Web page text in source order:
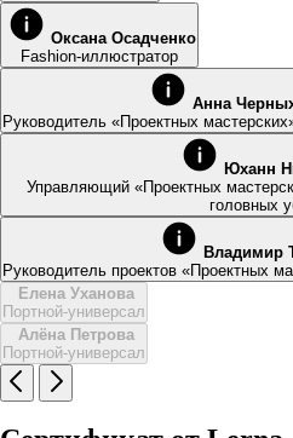
Оксана Осадченко
Fashion-иллюстратор
Анна
Руководитель «Проектных
Юханн
Управляющий «Проектных
головных
Владимир
Руководитель проектов «Проектных
Елена Уханова
Портной-универсал
Алёна Петрова
Портной-универсал